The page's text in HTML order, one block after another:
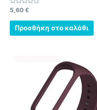
Βαθμολογήθηκε
με
0
από
5,60 €
Προσθήκη στο καλάθι